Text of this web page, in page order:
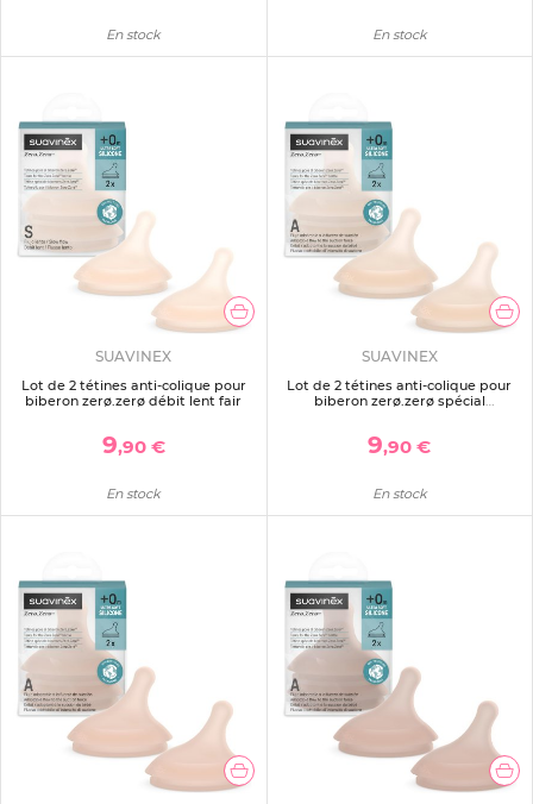
En stock En stock
SUAVINEX
Lot de 2 tétines anti-colique pour
biberon zerø.zerø débit lent fair
9,90 €
En stock
SUAVINEX
Lot de 2 tétines anti-colique pour
biberon zerø.zerø spécial
9,90 €
En stock